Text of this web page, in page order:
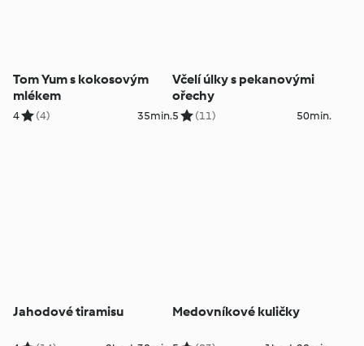
Tom Yum s kokosovým
mlékem
4 (4) 35min.
Včelí úlky s pekanovými
ořechy
5 (11) 50min.
Jahodové tiramisu Medovníkové kuličky